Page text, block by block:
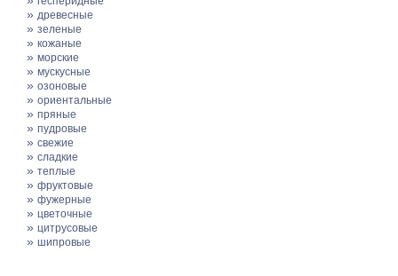
» древесные
» зеленые
» кожаные
» морские
» мускусные
» озоновые
» ориентальные
» пряные
» пудровые
» свежие
» сладкие
» теплые
» фруктовые
» фужерные
» цветочные
» цитрусовые
» шипровые